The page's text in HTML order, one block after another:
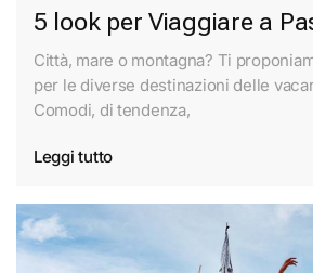
5 look per Viaggiare a
Città, mare o montagna? Ti
per le diverse destinazioni delle
Comodi, di tendenza,
Leggi tutto